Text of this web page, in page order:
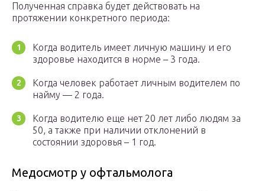
Полученная справка будет действовать на
протяжении конкретного периода:
Когда водитель имеет личную машину и его
здоровье находится в норме – 3 года.
Когда человек работает личным водителем по
найму — 2 года.
Когда водителю еще нет 20 лет либо людям за
50, а также при наличии отклонений в
состоянии здоровья – 1 год.
Медосмотр у офтальмолога